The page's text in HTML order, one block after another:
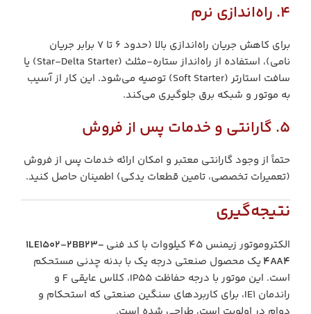
4. راه‌اندازی نرم
برای کاهش جریان راه‌اندازی بالا (حدود 6 تا 7 برابر جریان
نامی)، استفاده از راه‌انداز ستاره-مثلث (Star-Delta Starter) یا
سافت استارتر (Soft Starter) توصیه می‌شود. این کار از آسیب
به موتور و شبکه برق جلوگیری می‌کند.
5. گارانتی و خدمات پس از فروش
حتماً از وجود گارانتی معتبر و امکان ارائه خدمات پس از فروش
(تعمیرات تخصصی، تامین قطعات یدکی) اطمینان حاصل کنید.
نتیجه‌گیری
الکتروموتور زیمنس 45 کیلووات با کد فنی
1LE1502-2BB23-
4AA4 یک محصول صنعتی درجه یک با بدنه چدنی مستحکم
است. این موتور با درجه حفاظت IP55، کلاس عایقی F و
راندمان IE1، برای کاربردهای سنگین صنعتی که استحکام و